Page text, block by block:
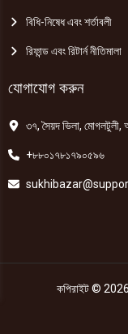
বিধি-নিষেধ এবং শর্তাবলী
রিফান্ড এবং রিটার্ন নীতিমালা
যোগাযোগ করুন
৩৭, সৈয়দ ভিলা, মোগলটুলী,
+৮৮০১৭৮১৭৯০৫৯৬
কপিরাইট ©